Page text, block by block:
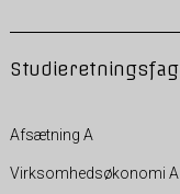
Studieretningsfag
Afsætning A
Virksomhedsøkonomi A